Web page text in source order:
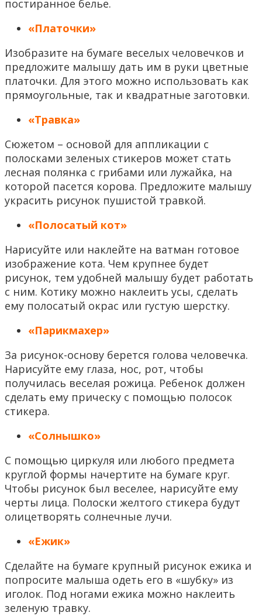
постиранное белье.
«Платочки»
Изобразите на бумаге веселых человечков и
предложите малышу дать им в руки цветные
платочки. Для этого можно использовать как
прямоугольные, так и квадратные заготовки.
«Травка»
Сюжетом – основой для аппликации с
полосками зеленых стикеров может стать
лесная полянка с грибами или лужайка, на
которой пасется корова. Предложите малышу
украсить рисунок пушистой травкой.
«Полосатый кот»
Нарисуйте или наклейте на ватман готовое
изображение кота. Чем крупнее будет
рисунок, тем удобней малышу будет работать
с ним. Котику можно наклеить усы, сделать
ему полосатый окрас или густую шерстку.
«Парикмахер»
За рисунок-основу берется голова человечка.
Нарисуйте ему глаза, нос, рот, чтобы
получилась веселая рожица. Ребенок должен
сделать ему прическу с помощью полосок
стикера.
«Солнышко»
С помощью циркуля или любого предмета
круглой формы начертите на бумаге круг.
Чтобы рисунок был веселее, нарисуйте ему
черты лица. Полоски желтого стикера будут
олицетворять солнечные лучи.
«Ежик»
Сделайте на бумаге крупный рисунок ежика и
попросите малыша одеть его в «шубку» из
иголок. Под ногами ежика можно наклеить
зеленую травку.